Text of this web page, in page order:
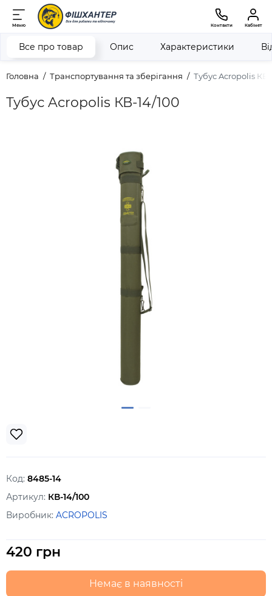
Меню Контакти Кабінет
Головна Транспортування та зберігання Тубус Acropolis
Тубус Acropolis КВ-14/100
Все про товар Опис Характеристики
Код: 8485-14
Артикул: КВ-14/100
Виробник: ACROPOLIS
420 грн
Немає в наявності